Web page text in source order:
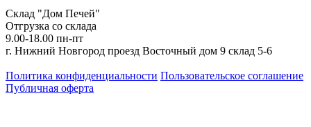
Склад "Дом Печей"
Отгрузка со склада
9.00-18.00 пн-пт
г. Нижний Новгород проезд Восточный дом 9 склад 5-6
Политика конфиденциальности Пользовательское соглашение
Публичная оферта